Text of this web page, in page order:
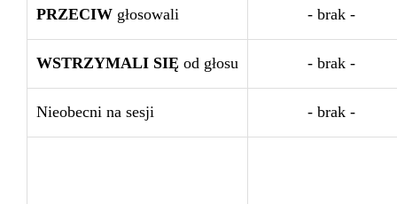
PRZECIW głosowali - brak -
WSTRZYMALI SIĘ od głosu - brak -
Nieobecni na sesji - brak -